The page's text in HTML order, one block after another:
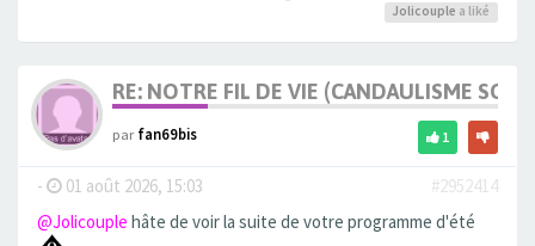
Jolicouple a liké
RE: NOTRE FIL DE VIE (CANDAULISME
parfan69bis 1
- 01 août 2026, 15:03
#2952414
@Jolicouple hâte de voir la suite de votre programme d'été